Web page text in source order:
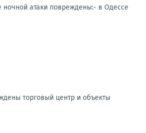
ночной атаки повреждены:- в Одессе
торговый центр и объекты